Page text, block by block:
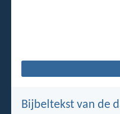
Bijbeltekst van de